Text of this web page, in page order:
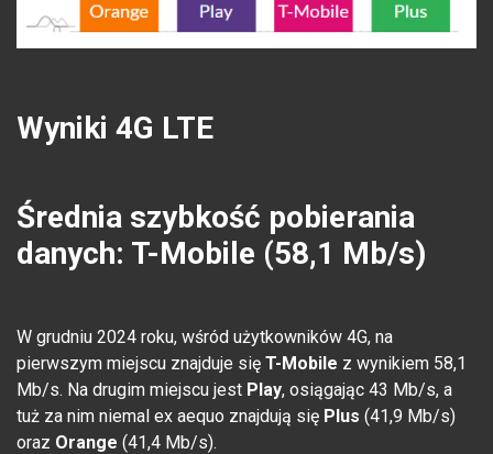
Wyniki 4G LTE
Średnia szybkość pobierania
danych: T-Mobile (58,1 Mb/s)
W grudniu 2024 roku, wśród użytkowników 4G, na
pierwszym miejscu znajduje się T-Mobile z wynikiem 58,1
Mb/s. Na drugim miejscu jest Play, osiągając 43 Mb/s, a
tuż za nim niemal ex aequo znajdują się Plus (41,9 Mb/s)
oraz Orange (41,4 Mb/s).